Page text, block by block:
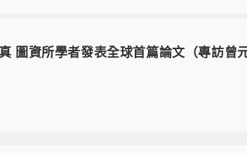
圖資所學者發表全球首篇論文（專訪曾